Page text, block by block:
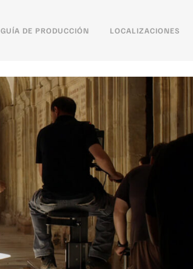
GUÍA DE PRODUCCIÓN LOCALIZACIONES